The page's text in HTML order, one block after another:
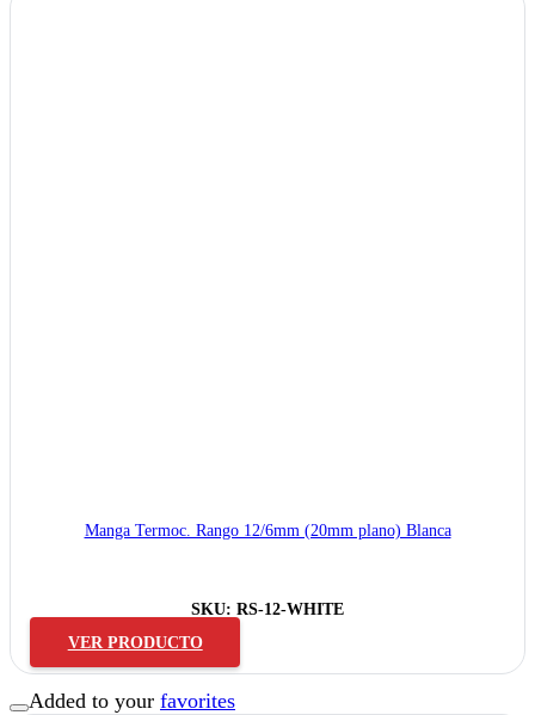
Manga Termoc. Rango 12/6mm (20mm plano) Blanca
SKU: RS-12-WHITE
VER PRODUCTO
Added to your favorites